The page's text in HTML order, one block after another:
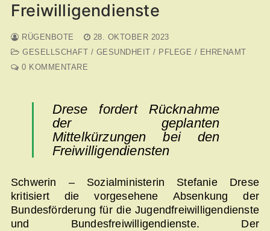
Freiwilligendienste
RÜGENBOTE
28. OKTOBER 2023
GESELLSCHAFT / GESUNDHEIT / PFLEGE / EHRENAMT
0 KOMMENTARE
Drese fordert Rücknahme
der geplanten
Mittelkürzungen bei den
Freiwilligendiensten
Schwerin – Sozialministerin Stefanie Drese
kritisiert die vorgesehene Absenkung der
Bundesförderung für die Jugendfreiwilligendienste
und Bundesfreiwilligendienste. Der